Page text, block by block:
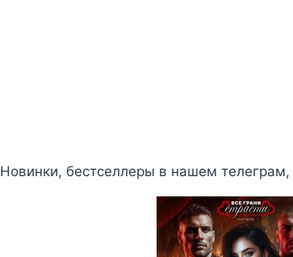
Новинки, бестселлеры в нашем